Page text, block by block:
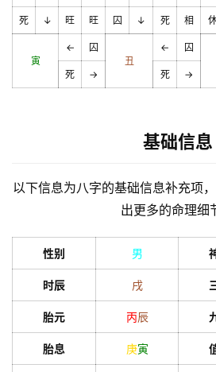
死 ↓ 旺 旺 囚 ↓ 死 相
寅
←
囚
丑
←
囚
死
→ 死 →
基础信息
以下信息为八字的基础信息补充项
出更多的命理细
性别 男
时辰 戌
胎元 丙辰
胎息 庚寅